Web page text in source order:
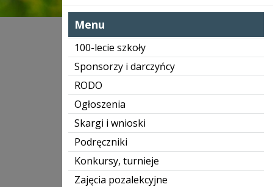
Menu
100-lecie szkoły
Sponsorzy i darczyńcy
RODO
Ogłoszenia
Skargi i wnioski
Podręczniki
Konkursy, turnieje
Zajęcia pozalekcyjne